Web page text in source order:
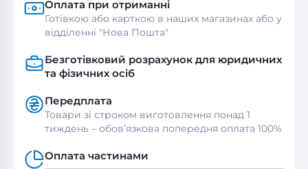
Оплата при отриманні
Готівкою або карткою в наших магазинах або у
відділенні "Нова Пошта"
Безготівковий розрахунок для юридичних
та фізичних осіб
Передплата
Товари зі строком виготовлення понад 1
тиждень – обов’язкова попередня оплата 100%
Оплата частинами